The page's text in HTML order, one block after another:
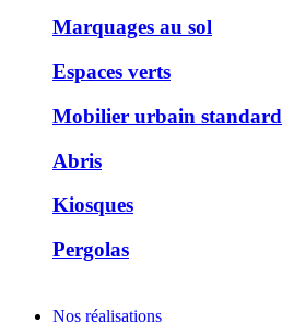
Marquages au sol
Espaces verts
Mobilier urbain standard
Abris
Kiosques
Pergolas
Nos réalisations